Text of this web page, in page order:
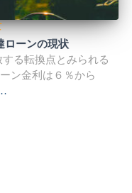
ローンの現状
る転換点とみられる
ン金利は６％から